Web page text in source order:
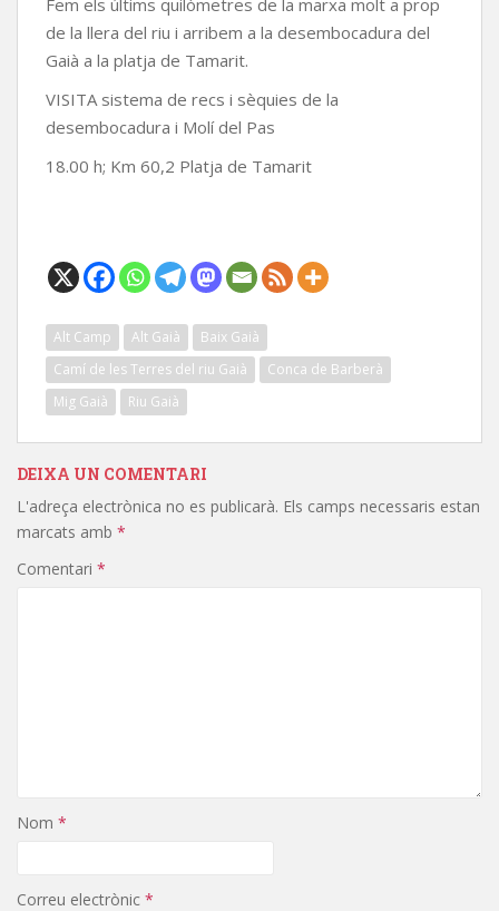
Fem els últims quilòmetres de la marxa molt a prop
de la llera del riu i arribem a la desembocadura del
Gaià a la platja de Tamarit.
VISITA sistema de recs i sèquies de la
desembocadura i Molí del Pas
18.00 h; Km 60,2 Platja de Tamarit
Alt Camp Alt Gaià
Baix Gaià
Camí de les Terres del riu Gaià
Conca de Barberà
Mig Gaià
Riu Gaià
DEIXA UN COMENTARI
L'adreça electrònica no es publicarà. Els camps necessaris estan
marcats amb *
Comentari *
Nom *
Correu electrònic *